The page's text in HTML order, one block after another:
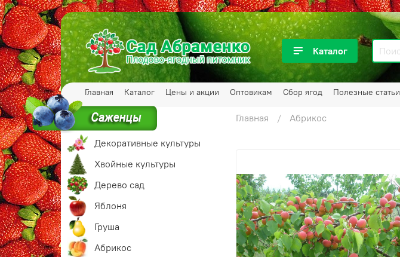
Каталог
Главная Каталог Цены и акции Оптовикам Сбор ягод Полезные статьи
Главная Абрикос
Декоративные культуры
Хвойные культуры
Дерево сад
Яблоня
Груша
Абрикос